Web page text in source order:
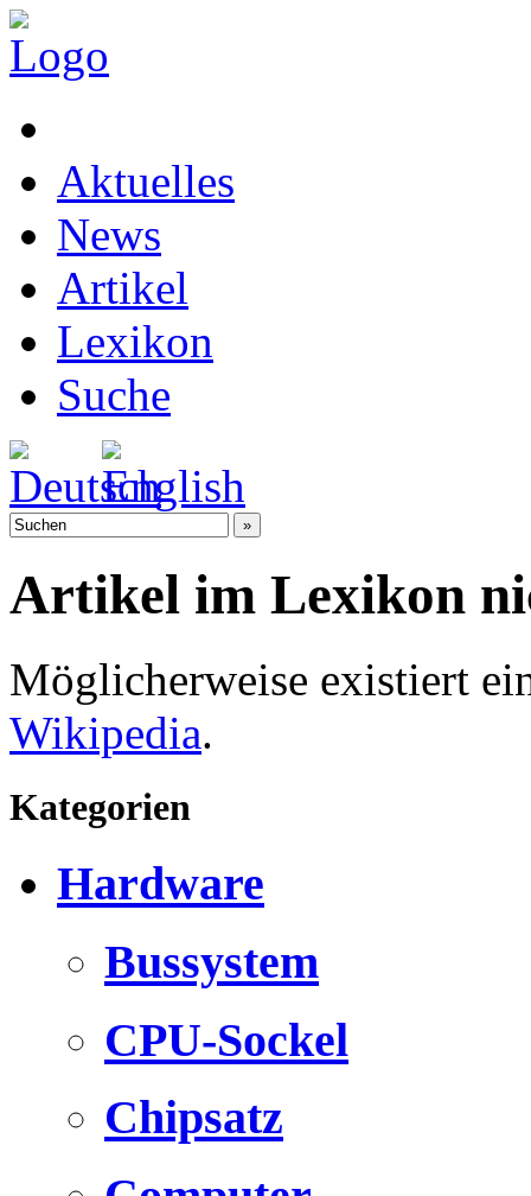
Aktuelles
News
Artikel
Lexikon
Suche
Artikel im Lexikon
Möglicherweise existiert
Wikipedia.
Kategorien
Hardware
Bussystem
CPU-Sockel
Chipsatz